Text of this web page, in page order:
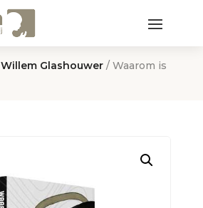
Willem Glashouwer/ Waarom is